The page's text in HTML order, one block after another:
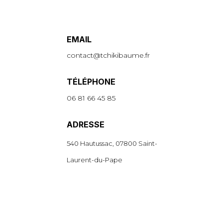
EMAIL
contact@tchikibaume.fr
TÉLÉPHONE
06 81 66 45 85
ADRESSE
540 Hautussac, 07800 Saint-
Laurent-du-Pape